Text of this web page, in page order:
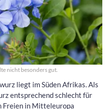
nicht besonders gut.
liegt im Süden Afrikas. Als
entsprechend schlecht für
Freien in Mitteleuropa